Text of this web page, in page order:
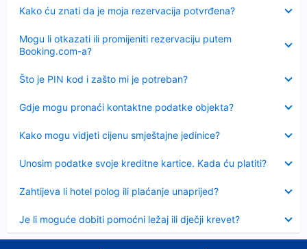
Kako ću znati da je moja rezervacija potvrđena?
Mogu li otkazati ili promijeniti rezervaciju putem
Booking.com-a?
Što je PIN kod i zašto mi je potreban?
Sažeto
Gdje mogu pronaći kontaktne podatke objekta?
Kako mogu vidjeti cijenu smještajne jedinice?
Unosim podatke svoje kreditne kartice. Kada ću platiti?
Zahtijeva li hotel polog ili plaćanje unaprijed?
Je li moguće dobiti pomoćni ležaj ili dječji krevet?